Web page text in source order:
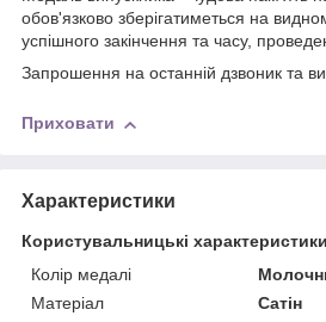
обов'язково зберігатиметься на
успішного закінчення та часу,
Запрошення на останній дзвоник та
Приховати
Характеристики
Користувальницькі характеристики
Колір медалі
Матерiал
Сатін